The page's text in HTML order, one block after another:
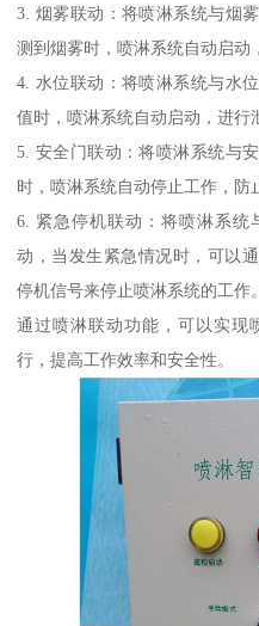
3. 烟雾联动：将喷淋系统与烟
测到烟雾时，喷淋系统自动启动
4. 水位联动：将喷淋系统与水
值时，喷淋系统自动启动，进行
5. 安全门联动：将喷淋系统与
时，喷淋系统自动停止工作，防
6. 紧急停机联动：将喷淋系统
动，当发生紧急情况时，可以
停机信号来停止喷淋系统的工作。
通过喷淋联动功能，可以实现
行，提高工作效率和安全性。